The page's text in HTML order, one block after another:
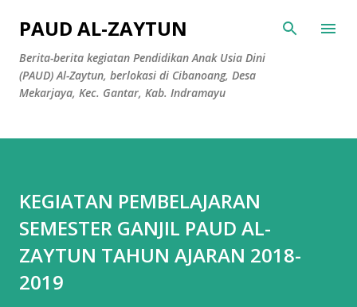
Langsung ke konten utama
PAUD AL-ZAYTUN
Berita-berita kegiatan Pendidikan Anak Usia Dini
(PAUD) Al-Zaytun, berlokasi di Cibanoang, Desa
Mekarjaya, Kec. Gantar, Kab. Indramayu
KEGIATAN PEMBELAJARAN
SEMESTER GANJIL PAUD AL-
ZAYTUN TAHUN AJARAN 2018-
2019